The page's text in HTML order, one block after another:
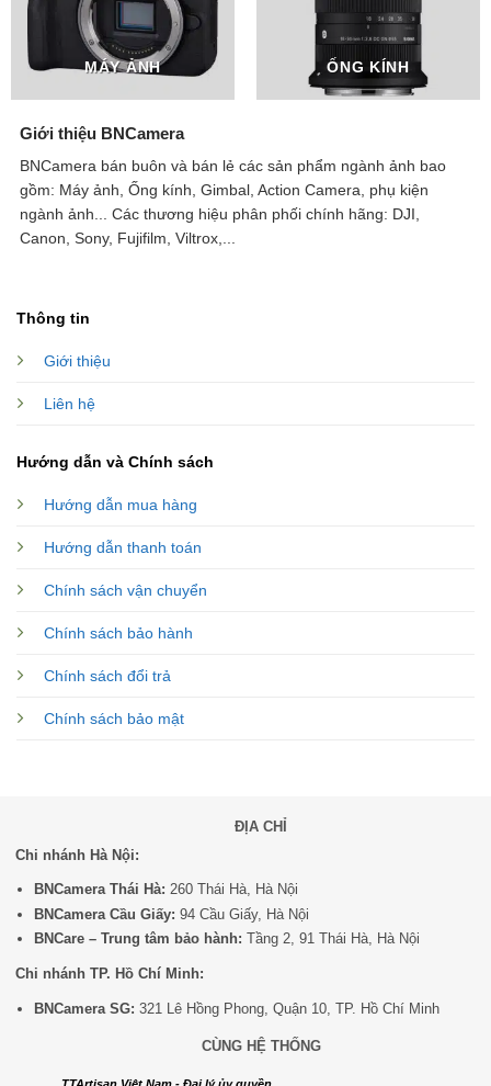
MÁY ẢNH ỐNG KÍNH
Giới thiệu BNCamera
BNCamera bán buôn và bán lẻ các sản phẩm ngành ảnh bao
gồm: Máy ảnh, Ống kính, Gimbal, Action Camera, phụ kiện
ngành ảnh...
Các thương hiệu phân phối chính hãng: DJI,
Canon, Sony, Fujifilm, Viltrox,...
Thông tin
Giới thiệu
Liên hệ
Hướng dẫn và Chính sách
Hướng dẫn mua hàng
Hướng dẫn thanh toán
Chính sách vận chuyển
Chính sách bảo hành
Chính sách đổi trả
Chính sách bảo mật
ĐỊA CHỈ
Chi nhánh Hà Nội:
BNCamera Thái Hà: 260 Thái Hà, Hà Nội
BNCamera Cầu Giấy: 94 Cầu Giấy, Hà Nội
BNCare – Trung tâm bảo hành: Tầng 2, 91 Thái Hà, Hà Nội
Chi nhánh TP. Hồ Chí Minh:
BNCamera SG: 321 Lê Hồng Phong, Quận 10, TP. Hồ Chí Minh
CÙNG HỆ THỐNG